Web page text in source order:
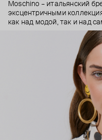
Moschino – итальянский
эксцентричными
как над модой, так и над
мгновенно становящиеся
выходы селебрити
бале Института костюма
коллаборации с самыми
«Улицы Сезам» до The Sims. Украшения
гипертрофированно
нарисованные: с
расплавленными сердцами.